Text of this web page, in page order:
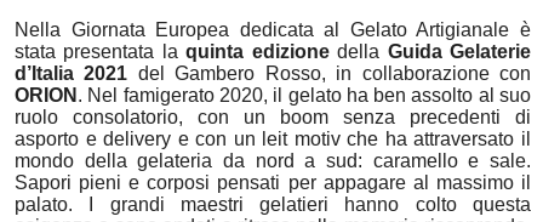
Nella Giornata Europea dedicata al Gelato Artigianale è
stata presentata laquinta edizionedella Guida Gelaterie
d’Italia 2021 del Gambero Rosso, in collaborazione con
ORION . Nel famigerato 2020, il gelato ha ben assolto al suo
ruolo consolatorio, con un boom senza precedenti di
asporto e delivery e con un leit motiv che ha attraversato il
mondo della gelateria da nord a sud: caramello e sale.
Sapori pieni e corposi pensati per appagare al massimo il
palato. I grandi maestri gelatieri hanno colto questa